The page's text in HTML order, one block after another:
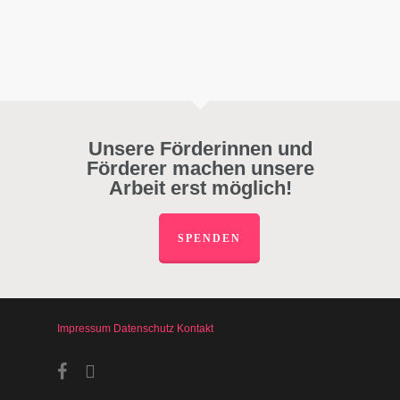
Unsere Förderinnen und
Förderer machen unsere
Arbeit erst möglich!
SPENDEN
Impressum Datenschutz Kontakt
facebookinstagram